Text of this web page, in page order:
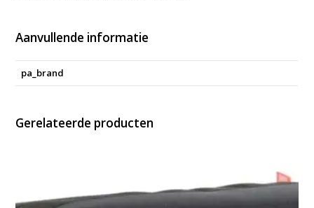
Aanvullende informatie
pa_brand
Gerelateerde producten